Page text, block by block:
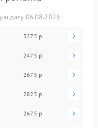
дату 06.08.2026
3275 р
2475 р
2675 р
2825 р
2675 р